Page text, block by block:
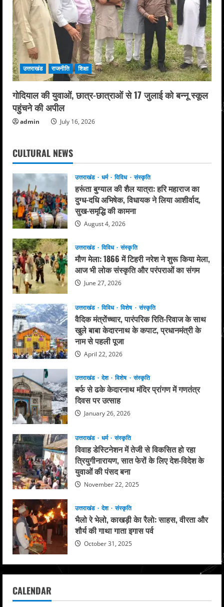
उत्तराखंड राजनीति शिक्षा
गोदियाल की युवाओं, छात्र-छात्राओं से 17 जुलाई को बन्नू स्कूल
पहुंचने की अपील
admin July 16, 2026
CULTURAL NEWS
उत्तराखंड धर्म विविध संस्कृति
हरूंता बुग्याल की शैल यात्रा: हरि महाराज का
दुग्ध-दधि अभिषेक, विधायक ने लिया आशीर्वाद,
सुख-समृद्धि की कामना
August 4, 2026
उत्तराखंड विविध संस्कृति
मौण मेला: 1866 में टिहरी नरेश ने शुरू किया मेला,
आज भी लोक संस्कृति और परंपराओं का संगम
June 27, 2026
उत्तराखंड विविध विशेष संस्कृति
वैदिक मंत्रोंच्चार, पारंपरिक रिति-रिवाज के साथ
खुले बाबा केदारनाथ के कपाट, प्रधानमंत्री के
नाम से पहली पूजा
April 22, 2026
उत्तराखंड देश विशेष संस्कृति
बर्फ से ढके केदारनाथ मंदिर प्रांगण में गणतंत्र
दिवस पर उत्साह
January 26, 2026
उत्तराखंड धर्म संस्कृति
विवाह डेस्टिनेशन में तेजी से विकसित हो रहा
त्रियुगीनारायण, सात फेरों के लिए देश-विदेश के
युवाओं की पंसद बना
November 22, 2025
उत्तराखंड देश संस्कृति
भैलो रे भेलो, काखड़ी केा रैलो: साहस, वीरता और
शौर्य की गाथा गाता इगास पर्व
October 31, 2025
CALENDAR